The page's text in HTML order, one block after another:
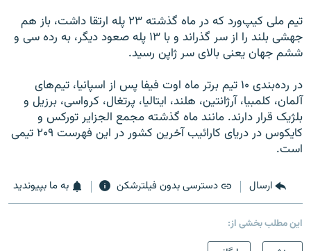
تیم ملی کیپ‌ورد که در ماه گذشته ۲۳ پله ارتقا داشت، باز هم
جهشی بلند را از سر گذراند و با ۱۳ پله صعود دیگر، به رده سی و
ششم جهان یعنی بالای سر ژاپن رسید.
در رده‌بندی ۱۰ تیم برتر ماه اوت فیفا پس از اسپانیا، تیم‌های
آلمان، کلمبیا، آرژانتین، هلند، ایتالیا، پرتغال، کرواسی، برزیل و
بلژیک قرار دارند. مانند ماه گذشته مجمع الجزایر تورکس و
کایکوس در دریای کارائیب آخرین کشور در این فهرست ۲۰۹ تیمی
است.
ارسال دسترسی بدون فیلترشکن به ما بپیوندید
این مطلب بخشی از: